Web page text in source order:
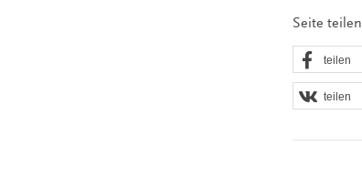
Seite teilen
teilen
teilen